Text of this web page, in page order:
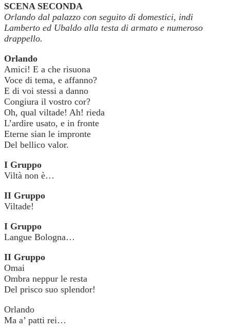
SCENA SECONDA
Orlando dal palazzo con seguito di domestici, indi
Lamberto ed Ubaldo alla testa di armato e numeroso
drappello.
Orlando
Amici! E a che risuona
Voce di tema, e affanno?
E di voi stessi a danno
Congiura il vostro cor?
Oh, qual viltade! Ah! rieda
L’ardire usato, e in fronte
Eterne sian le impronte
Del bellico valor.
I Gruppo
Viltà non è…
II Gruppo
Viltade!
I Gruppo
Langue Bologna…
II Gruppo
Omai
Ombra neppur le resta
Del prisco suo splendor!
Orlando
Ma a’ patti rei…